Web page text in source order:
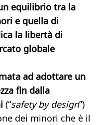
equilibrio tra la
e quella di
la libertà di
globale
ad adottare un
fin dalla
(“safety by design”)
dei minori che è il